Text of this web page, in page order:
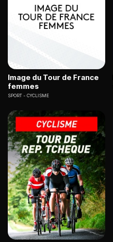
Image du Tour de France
femmes
SPORT CYCLISME